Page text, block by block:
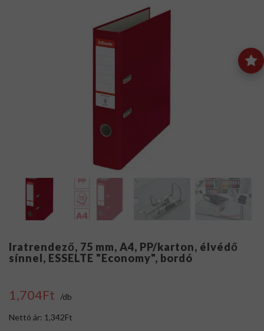
Iratrendező, 75 mm, A4, PP/karton, élvédő
sínnel, ESSELTE "Economy", bordó
1,704Ft /db
Nettó ár: 1,342Ft